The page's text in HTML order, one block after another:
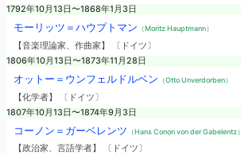
1792年10月13日〜1868年1月3日
モーリッツ＝ハウプトマン （Moritz Hauptmann）
【音楽理論家、作曲家】 〔ドイツ〕
1806年10月13日〜1873年11月28日
オットー＝ウンフェルドルベン （Otto Unverdorben）
【化学者】 〔ドイツ〕
1807年10月13日〜1874年9月3日
コーノン＝ガーベレンツ （Hans Conon von der Gabelentz）
【政治家、言語学者】 〔ドイツ〕